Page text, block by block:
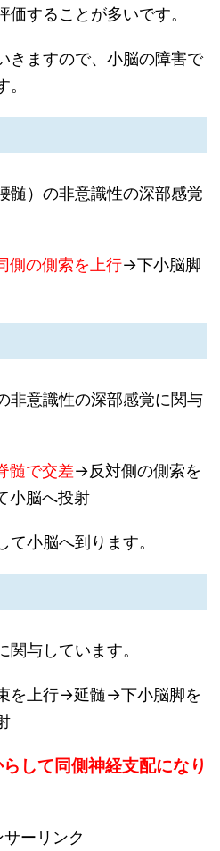
することが多いです。
きますので、小脳の障害で
髄）の非意識性の深部感覚
側の側索を上行→下小脳脚
非意識性の深部感覚に関与
髄で交差→反対側の側索を
小脳へ投射
て小脳へ到ります。
関与しています。
を上行→延髄→下小脳脚を
して同側神経支配になり
サーリンク